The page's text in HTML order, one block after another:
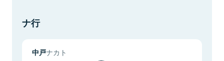
ナ行
中戸ナカト